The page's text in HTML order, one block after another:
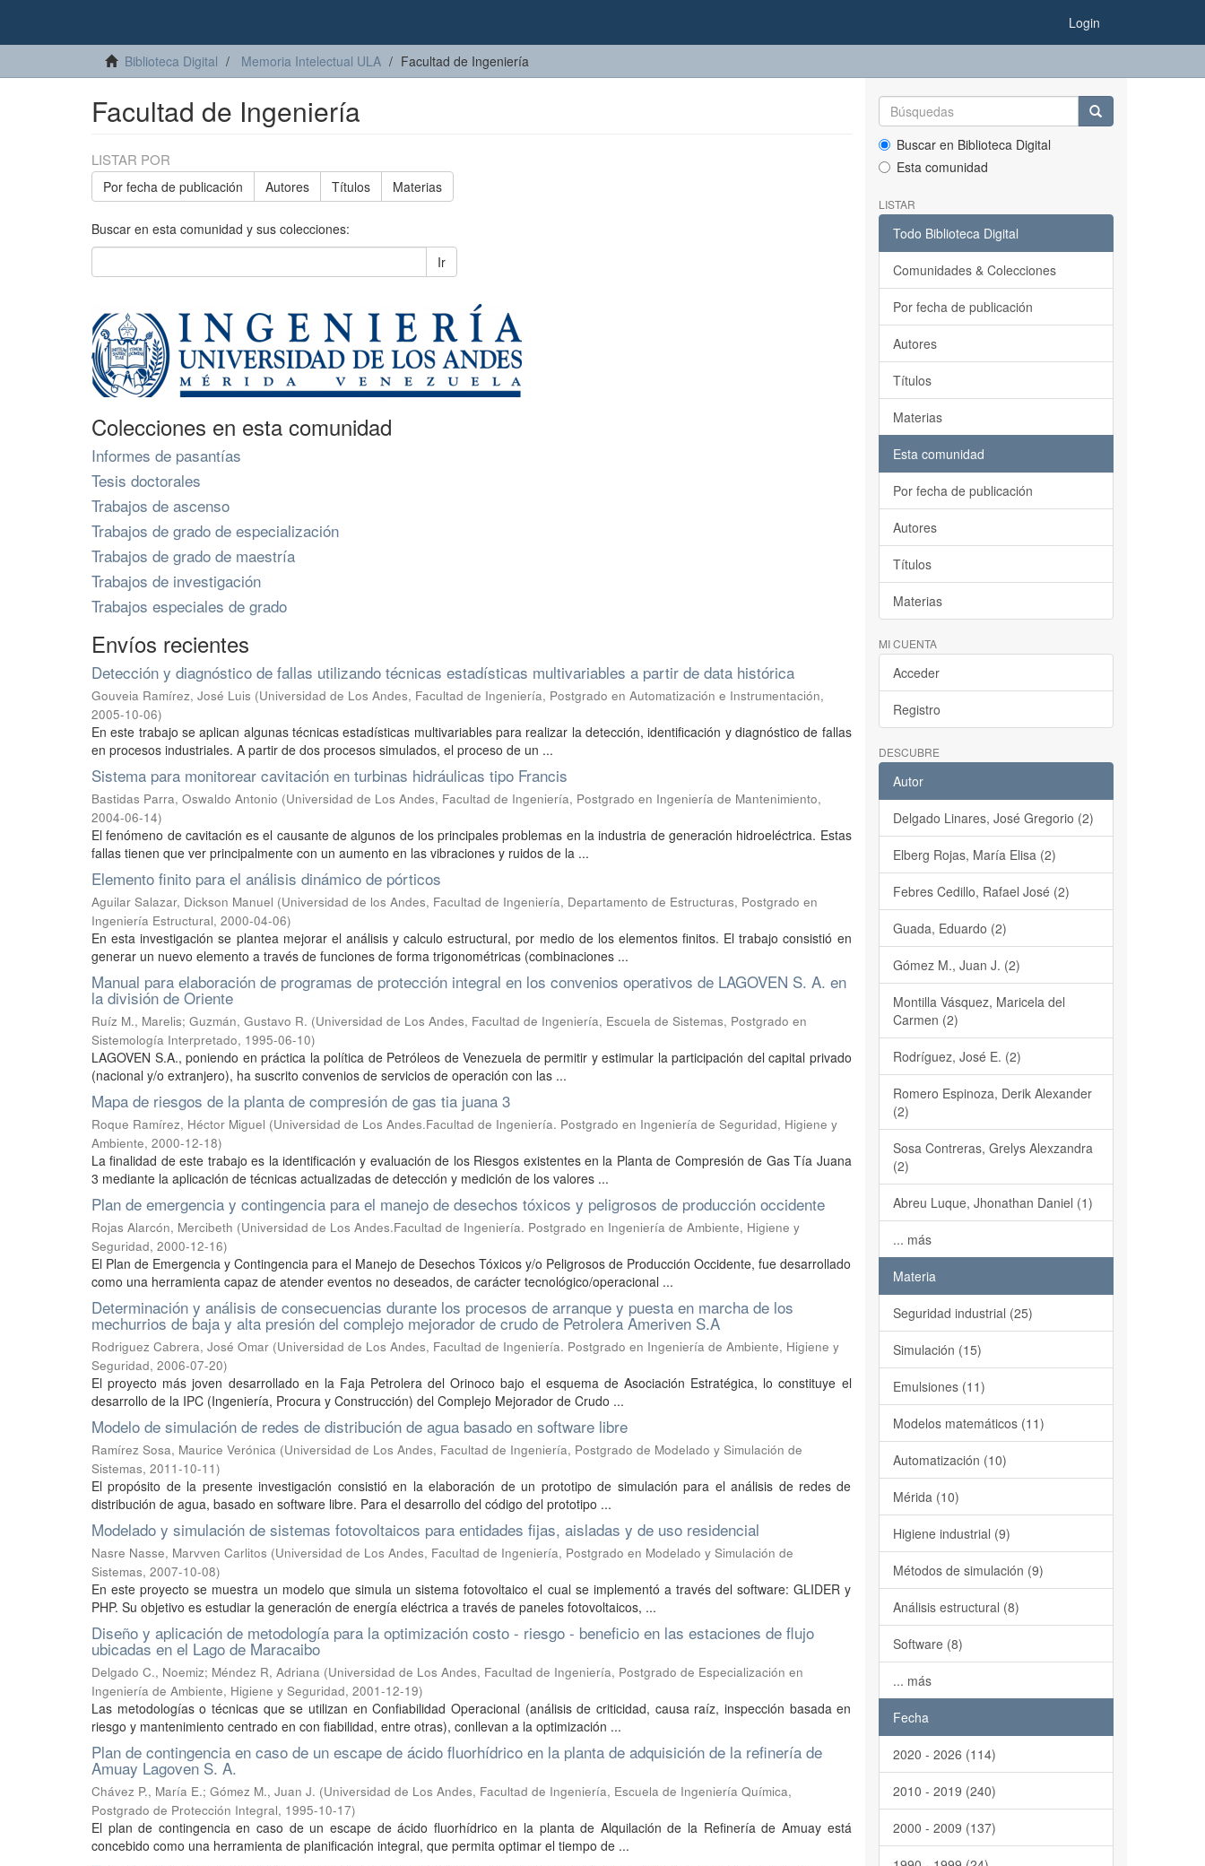
Login
Biblioteca Digital Memoria Intelectual ULA Facultad de Ingeniería
Facultad de Ingeniería
LISTAR POR
Por fecha de publicación Autores Títulos Materias
Buscar en esta comunidad y sus colecciones:
Ir
Colecciones en esta comunidad
Informes de pasantías
Tesis doctorales
Trabajos de ascenso
Trabajos de grado de especialización
Trabajos de grado de maestría
Trabajos de investigación
Trabajos especiales de grado
Envíos recientes
Detección y diagnóstico de fallas utilizando técnicas estadísticas multivariables a partir de data histórica
Gouveia Ramírez, José Luis (Universidad de Los Andes, Facultad de Ingeniería, Postgrado en Automatización e Instrumentación,
2005-10-06)
En este trabajo se aplican algunas técnicas estadísticas multivariables para realizar la detección, identificación y diagnóstico de fallas
en procesos industriales. A partir de dos procesos simulados, el proceso de un ...
Sistema para monitorear cavitación en turbinas hidráulicas tipo Francis
Bastidas Parra, Oswaldo Antonio (Universidad de Los Andes, Facultad de Ingeniería, Postgrado en Ingeniería de Mantenimiento,
2004-06-14)
El fenómeno de cavitación es el causante de algunos de los principales problemas en la industria de generación hidroeléctrica. Estas
fallas tienen que ver principalmente con un aumento en las vibraciones y ruidos de la ...
Elemento finito para el análisis dinámico de pórticos
Aguilar Salazar, Dickson Manuel (Universidad de los Andes, Facultad de Ingeniería, Departamento de Estructuras, Postgrado en
Ingeniería Estructural, 2000-04-06)
En esta investigación se plantea mejorar el análisis y calculo estructural, por medio de los elementos finitos. El trabajo consistió en
generar un nuevo elemento a través de funciones de forma trigonométricas (combinaciones ...
Manual para elaboración de programas de protección integral en los convenios operativos de LAGOVEN S. A. en
la división de Oriente
Ruíz M., Marelis; Guzmán, Gustavo R. (Universidad de Los Andes, Facultad de Ingeniería, Escuela de Sistemas, Postgrado en
Sistemología Interpretado, 1995-06-10)
LAGOVEN S.A., poniendo en práctica la política de Petróleos de Venezuela de permitir y estimular la participación del capital privado
(nacional y/o extranjero), ha suscrito convenios de servicios de operación con las ...
Mapa de riesgos de la planta de compresión de gas tia juana 3
Roque Ramírez, Héctor Miguel (Universidad de Los Andes.Facultad de Ingeniería. Postgrado en Ingeniería de Seguridad, Higiene y
Ambiente, 2000-12-18)
La finalidad de este trabajo es la identificación y evaluación de los Riesgos existentes en la Planta de Compresión de Gas Tía Juana
3 mediante la aplicación de técnicas actualizadas de detección y medición de los valores ...
Plan de emergencia y contingencia para el manejo de desechos tóxicos y peligrosos de producción occidente
Rojas Alarcón, Mercibeth (Universidad de Los Andes.Facultad de Ingeniería. Postgrado en Ingeniería de Ambiente, Higiene y
Seguridad, 2000-12-16)
El Plan de Emergencia y Contingencia para el Manejo de Desechos Tóxicos y/o Peligrosos de Producción Occidente, fue desarrollado
como una herramienta capaz de atender eventos no deseados, de carácter tecnológico/operacional ...
Determinación y análisis de consecuencias durante los procesos de arranque y puesta en marcha de los
mechurrios de baja y alta presión del complejo mejorador de crudo de Petrolera Ameriven S.A
Rodriguez Cabrera, José Omar (Universidad de Los Andes, Facultad de Ingeniería. Postgrado en Ingeniería de Ambiente, Higiene y
Seguridad, 2006-07-20)
El proyecto más joven desarrollado en la Faja Petrolera del Orinoco bajo el esquema de Asociación Estratégica, lo constituye el
desarrollo de la IPC (Ingeniería, Procura y Construcción) del Complejo Mejorador de Crudo ...
Modelo de simulación de redes de distribución de agua basado en software libre
Ramírez Sosa, Maurice Verónica (Universidad de Los Andes, Facultad de Ingeniería, Postgrado de Modelado y Simulación de
Sistemas, 2011-10-11)
El propósito de la presente investigación consistió en la elaboración de un prototipo de simulación para el análisis de redes de
distribución de agua, basado en software libre. Para el desarrollo del código del prototipo ...
Modelado y simulación de sistemas fotovoltaicos para entidades fijas, aisladas y de uso residencial
Nasre Nasse, Marvven Carlitos (Universidad de Los Andes, Facultad de Ingeniería, Postgrado en Modelado y Simulación de
Sistemas, 2007-10-08)
En este proyecto se muestra un modelo que simula un sistema fotovoltaico el cual se implementó a través del software: GLIDER y
PHP. Su objetivo es estudiar la generación de energía eléctrica a través de paneles fotovoltaicos, ...
Diseño y aplicación de metodología para la optimización costo - riesgo - beneficio en las estaciones de flujo
ubicadas en el Lago de Maracaibo
Delgado C., Noemiz; Méndez R, Adriana (Universidad de Los Andes, Facultad de Ingeniería, Postgrado de Especialización en
Ingeniería de Ambiente, Higiene y Seguridad, 2001-12-19)
Las metodologías o técnicas que se utilizan en Confiabilidad Operacional (análisis de criticidad, causa raíz, inspección basada en
riesgo y mantenimiento centrado en con fiabilidad, entre otras), conllevan a la optimización ...
Plan de contingencia en caso de un escape de ácido fluorhídrico en la planta de adquisición de la refinería de
Amuay Lagoven S. A.
Chávez P., María E.; Gómez M., Juan J. (Universidad de Los Andes, Facultad de Ingeniería, Escuela de Ingeniería Química,
Postgrado de Protección Integral, 1995-10-17)
El plan de contingencia en caso de un escape de ácido fluorhídrico en la planta de Alquilación de la Refinería de Amuay está
concebido como una herramienta de planificación integral, que permita optimar el tiempo de ...
Buscar en Biblioteca Digital
Esta comunidad
LISTAR
Todo Biblioteca Digital
Comunidades & Colecciones
Por fecha de publicación
Autores
Títulos
Materias
Esta comunidad
Por fecha de publicación
Autores
Títulos
Materias
MI CUENTA
Acceder
Registro
DESCUBRE
Autor
Delgado Linares, José Gregorio (2)
Elberg Rojas, María Elisa (2)
Febres Cedillo, Rafael José (2)
Guada, Eduardo (2)
Gómez M., Juan J. (2)
Montilla Vásquez, Maricela del
Carmen (2)
Rodríguez, José E. (2)
Romero Espinoza, Derik Alexander
(2)
Sosa Contreras, Grelys Alexzandra
(2)
Abreu Luque, Jhonathan Daniel (1)
... más
Materia
Seguridad industrial (25)
Simulación (15)
Emulsiones (11)
Modelos matemáticos (11)
Automatización (10)
Mérida (10)
Higiene industrial (9)
Métodos de simulación (9)
Análisis estructural (8)
Software (8)
... más
Fecha
2020 - 2026 (114)
2010 - 2019 (240)
2000 - 2009 (137)